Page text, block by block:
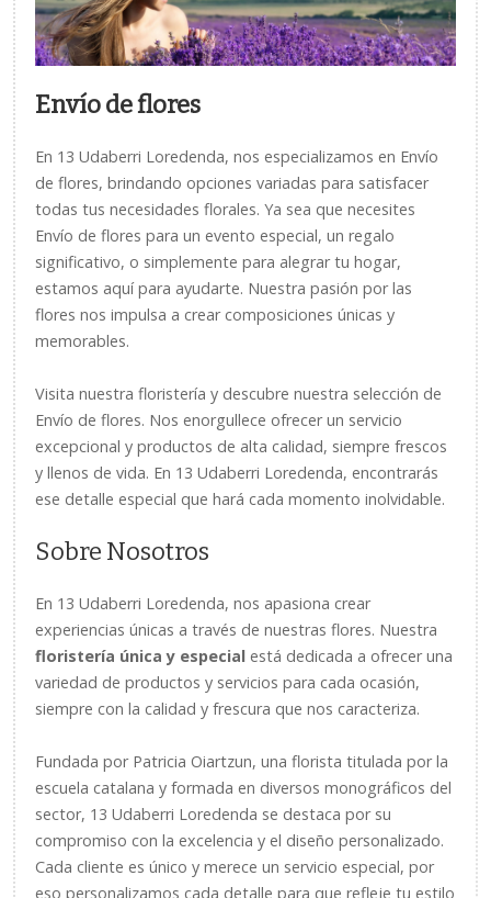
Envío de flores
En 13 Udaberri Loredenda, nos especializamos en Envío
de flores, brindando opciones variadas para satisfacer
todas tus necesidades florales. Ya sea que necesites
Envío de flores para un evento especial, un regalo
significativo, o simplemente para alegrar tu hogar,
estamos aquí para ayudarte. Nuestra pasión por las
flores nos impulsa a crear composiciones únicas y
memorables.
Visita nuestra floristería y descubre nuestra selección de
Envío de flores. Nos enorgullece ofrecer un servicio
excepcional y productos de alta calidad, siempre frescos
y llenos de vida. En 13 Udaberri Loredenda, encontrarás
ese detalle especial que hará cada momento inolvidable.
Sobre Nosotros
En 13 Udaberri Loredenda, nos apasiona crear
experiencias únicas a través de nuestras flores. Nuestra
floristería única y especial está dedicada a ofrecer una
variedad de productos y servicios para cada ocasión,
siempre con la calidad y frescura que nos caracteriza.
Fundada por Patricia Oiartzun, una florista titulada por la
escuela catalana y formada en diversos monográficos del
sector, 13 Udaberri Loredenda se destaca por su
compromiso con la excelencia y el diseño personalizado.
Cada cliente es único y merece un servicio especial, por
eso personalizamos cada detalle para que refleje tu estilo